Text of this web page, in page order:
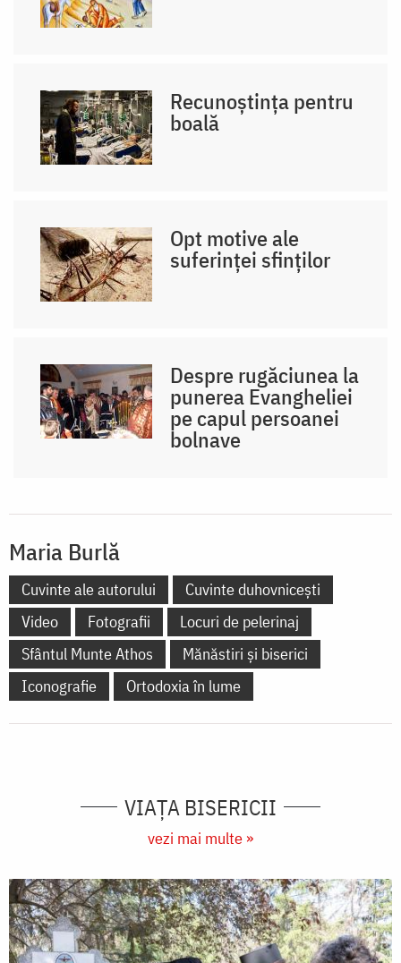
Recunoștința pentru
boală
Opt motive ale
suferinței sfinților
Despre rugăciunea la
punerea Evangheliei
pe capul persoanei
bolnave
Maria Burlă
Cuvinte ale autorului
Cuvinte duhovnicești
Video
Fotografii
Locuri de pelerinaj
Sfântul Munte Athos
Mănăstiri și biserici
Iconografie
Ortodoxia în lume
VIAŢA BISERICII
vezi mai multe »